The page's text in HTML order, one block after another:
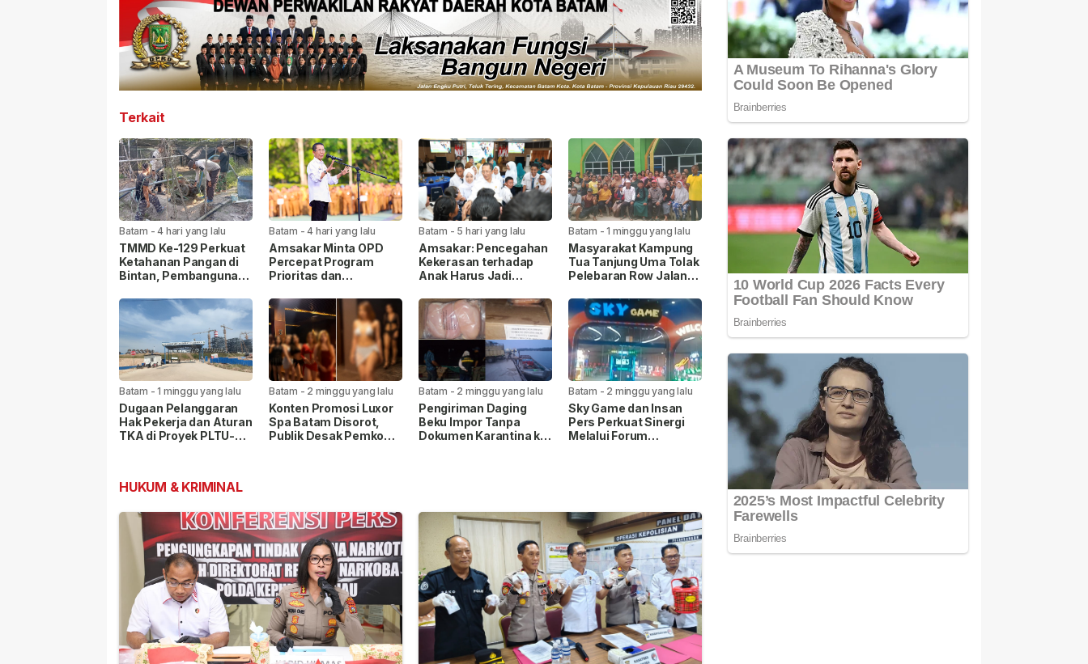
Terkait
Batam -4 hari yang lalu
TMMD Ke-129 Perkuat
Ketahanan Pangan di
Bintan, Pembangunan
Persen
Batam -4 hari yang lalu
Amsakar Minta OPD
Percepat Program
Prioritas dan
Pelayanan Publik
Batam - 5 hari yang lalu
Amsakar: Pencegahan
Kekerasan terhadap
Anak Harus Jadi
Batam -1 minggu yang lalu
Masyarakat Kampung
Tua Tanjung Uma Tolak
Pelebaran Row Jalan
Agama Kompak Jaga
Masjid Nur Ilahi
Batam -1 minggu yang lalu
Dugaan Pelanggaran
Hak Pekerja dan Aturan
TKA di Proyek PLTU-
Batam - 2 minggu yang lalu
Konten Promosi Luxor
Spa Batam Disorot,
Publik Desak Pemko
Batam - 2 minggu yang lalu
Pengiriman Daging
Beku Impor Tanpa
Dokumen Karantina ke
Batam - 2 minggu yang lalu
Sky Game dan Insan
Pers Perkuat Sinergi
Melalui Forum
HUKUM & KRIMINAL